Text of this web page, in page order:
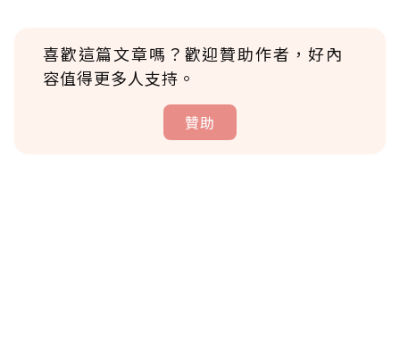
喜歡這篇文章嗎？歡迎贊助作者，好內
容值得更多人支持。
贊助